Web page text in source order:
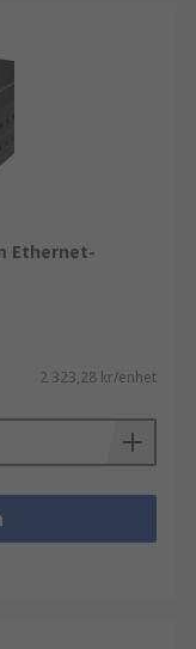
Ethernet-
2 323,28 kr/enhet